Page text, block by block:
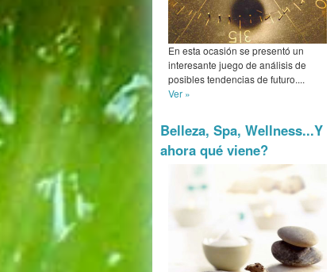
En esta ocasión se presentó un
interesante juego de análisis de
posibles tendencias de futuro....
Ver »
Belleza, Spa, Wellness...Y
ahora qué viene?